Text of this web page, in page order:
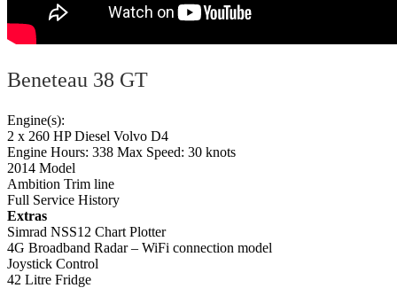
Beneteau 38 GT
Engine(s):
2 x 260 HP Diesel Volvo D4
Engine Hours: 338 Max Speed: 30 knots
2014 Model
Ambition Trim line
Full Service History
Extras
Simrad NSS12 Chart Plotter
4G Broadband Radar – WiFi connection model
Joystick Control
42 Litre Fridge